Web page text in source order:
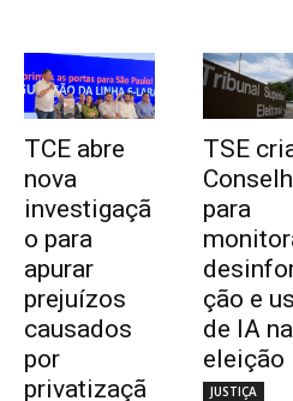
TCE abre
nova
investigaçã
o para
apurar
prejuízos
causados
por
privatizaçã
TSE
para
ção e
de IA na
eleição
JUSTIÇA